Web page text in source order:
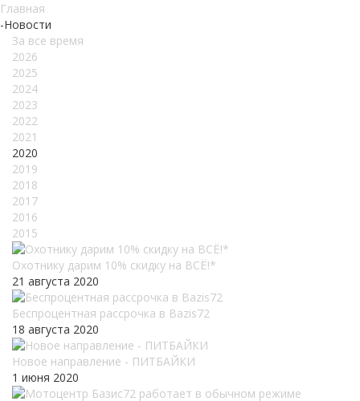
Главная
-Новости
За все время
2026
2025
2024
2023
2022
2021
2020
2019
2018
2017
2016
2015
Охотнику дарим 10% скидку на ВСЁ!*
21 августа 2020
Беспроцентная рассрочка в Bazis72
18 августа 2020
Новое направление - ПИТБАЙКИ
1 июня 2020